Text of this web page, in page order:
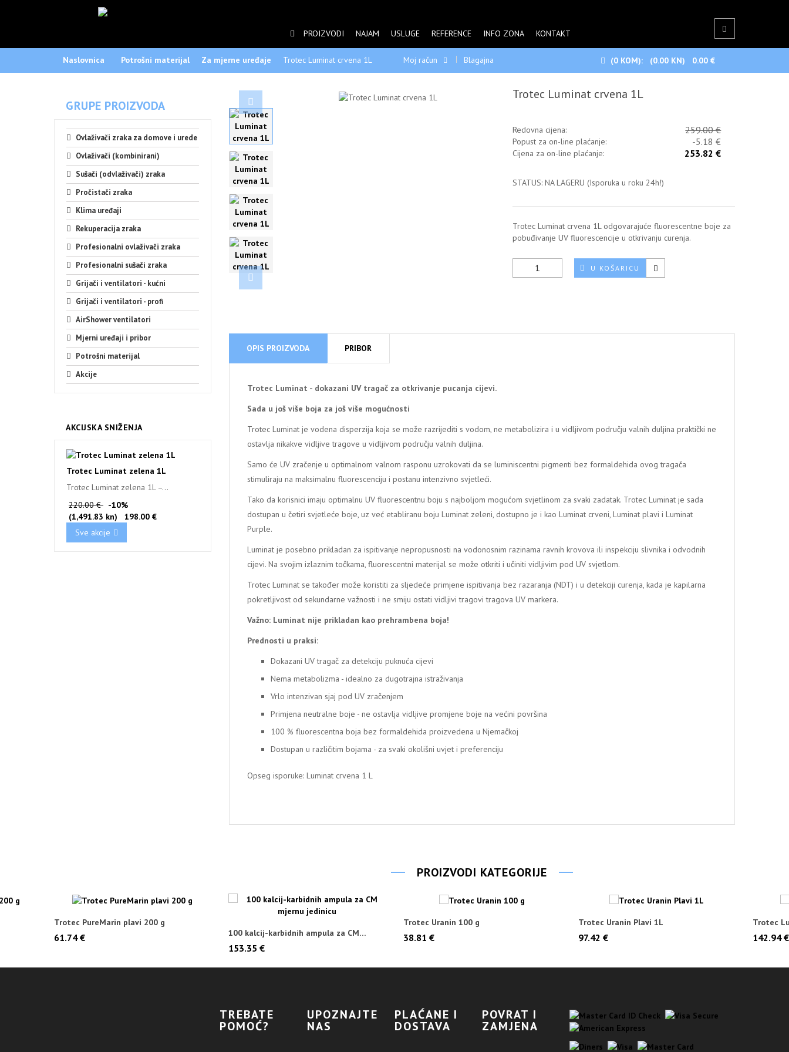
PROIZVODI NAJAM USLUGE REFERENCE INFO ZONA KONTAKT
Naslovnica Potrošni materijal Za mjerne uređaje Trotec Luminat crvena 1L (0 KOM): (0.00 KN) 0.00 €
Moj račun Blagajna
GRUPE PROIZVODA
Ovlaživači zraka za domove i urede
Ovlaživači (kombinirani)
Sušači (odvlaživači) zraka
Pročistači zraka
Klima uređaji
Rekuperacija zraka
Profesionalni ovlaživači zraka
Profesionalni sušači zraka
Grijači i ventilatori - kućni
Grijači i ventilatori - profi
AirShower ventilatori
Mjerni uređaji i pribor
Potrošni materijal
Akcije
AKCIJSKA SNIŽENJA
Trotec Luminat zelena 1L
Trotec Luminat zelena 1L –...
220.00 € -10%
(1,491.83 kn)
198.00 €
Sve akcije
Trotec Luminat crvena 1L
Redovna cijena: 259.00 €
Popust za on-line plaćanje: -5.18 €
Cijena za on-line plaćanje: 253.82 €
STATUS: NA LAGERU (Isporuka u roku 24h!)
Trotec Luminat crvena 1L odgovarajuće fluorescentne boje za
pobuđivanje UV fluorescencije u otkrivanju curenja.
U KOŠARICU
OPIS PROIZVODA PRIBOR
Trotec Luminat - dokazani UV tragač za otkrivanje pucanja cijevi.
Sada u još više boja za još više mogućnosti
Trotec Luminat je vodena disperzija koja se može razrijediti s vodom, ne metabolizira i u vidljivom području valnih duljina praktički ne
ostavlja nikakve vidljive tragove u vidljivom području valnih duljina.
Samo će UV zračenje u optimalnom valnom rasponu uzrokovati da se luminiscentni pigmenti bez formaldehida ovog tragača
stimuliraju na maksimalnu fluorescenciju i postanu intenzivno svjetleći.
Tako da korisnici imaju optimalnu UV fluorescentnu boju s najboljom mogućom svjetlinom za svaki zadatak. Trotec Luminat je sada
dostupan u četiri svjetleće boje, uz već etabliranu boju Luminat zeleni, dostupno je i kao Luminat crveni, Luminat plavi i Luminat
Purple.
Luminat je posebno prikladan za ispitivanje nepropusnosti na vodonosnim razinama ravnih krovova ili inspekciju slivnika i odvodnih
cijevi. Na svojim izlaznim točkama, fluorescentni materijal se može otkriti i učiniti vidljivim pod UV svjetlom.
Trotec Luminat se također može koristiti za sljedeće primjene ispitivanja bez razaranja (NDT) i u detekciji curenja, kada je kapilarna
pokretljivost od sekundarne važnosti i ne smiju ostati vidljivi tragovi tragova UV markera.
Važno: Luminat nije prikladan kao prehrambena boja!
Prednosti u praksi:
Dokazani UV tragač za detekciju puknuća cijevi
Nema metabolizma - idealno za dugotrajna istraživanja
Vrlo intenzivan sjaj pod UV zračenjem
Primjena neutralne boje - ne ostavlja vidljive promjene boje na većini površina
100 % fluorescentna boja bez formaldehida proizvedena u Njemačkoj
Dostupan u različitim bojama - za svaki okolišni uvjet i preferenciju
Opseg isporuke: Luminat crvena 1 L
PROIZVODI KATEGORIJE
Trotec PureMarin plavi 200 g
61.74 €
100 kalcij-karbidnih ampula za CM
153.35 €
Trotec Uranin 100 g
38.81 €
Trotec Uranin Plavi 1L
97.42 €
Trotec
142.94 €
TREBATE
POMOĆ?
UPOZNAJTE
NAS
PLAĆANE I
DOSTAVA
POVRAT I
ZAMJENA